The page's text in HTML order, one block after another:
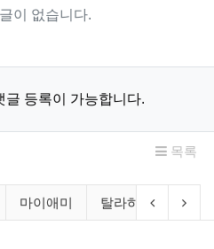
이 없습니다.
글 등록이 가능합니다.
목록
목록
마이애미 탈라하시 게인
이전 분류
다